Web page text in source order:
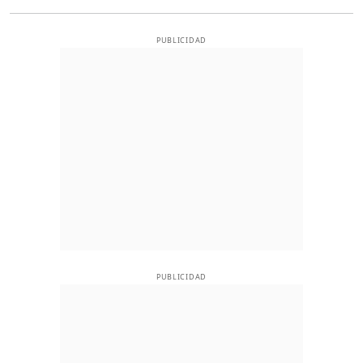
PUBLICIDAD
PUBLICIDAD